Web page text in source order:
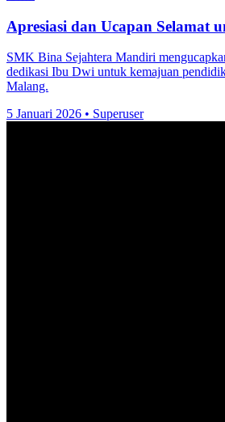
Apresiasi dan Ucapan Selamat
SMK Bina Sejahtera Mandiri
dedikasi Ibu Dwi untuk kemajuan
Malang.
5 Januari 2026 • Superuser